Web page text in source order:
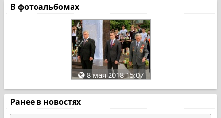
В фотоальбомах
8 мая 2018 15:07
Ранее в новостях